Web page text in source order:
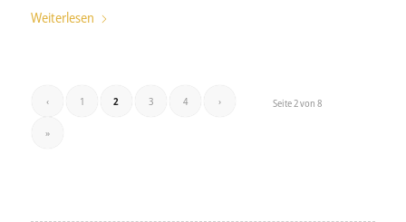
Weiterlesen
Seite 2 von 8
‹ 1 2 3 4 ›
»